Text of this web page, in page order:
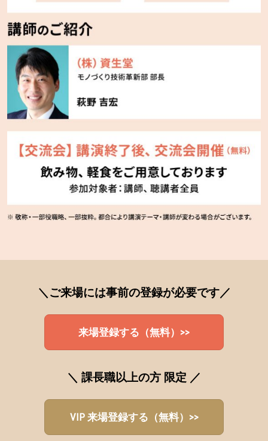
＼ご来場には事前の登録が必要です／
来場登録する（無料）>>
＼ 課長職以上の方 限定 ／
VIP 来場登録する（無料）>>